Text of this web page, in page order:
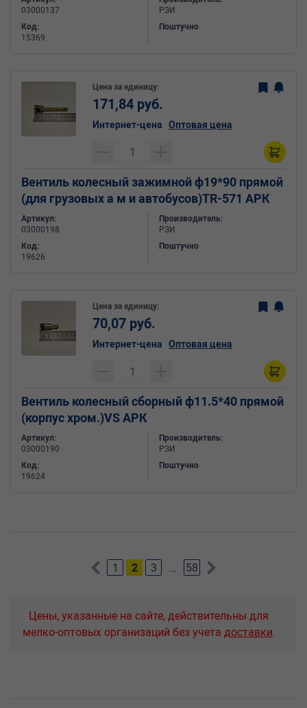
03000137
Код:
15369
РЗИ
Поштучно
Вентиль колесный зажимной ф19*90 прямой
(для грузовых а м и автобусов)TR-571 АРК
Артикул:
03000198
Код:
19626
Производитель:
РЗИ
Поштучно
Цена за единицу:
171,84 руб.
Интернет-цена Оптовая цена
Вентиль колесный сборный ф11.5*40 прямой
(корпус хром.)VS АРК
Артикул:
03000190
Код:
19624
Производитель:
РЗИ
Поштучно
Цена за единицу:
70,07 руб.
Интернет-цена Оптовая цена
1 2 3 … 58
Цены, указанные на сайте, действительны для
мелко-оптовых организаций без учета доставки.